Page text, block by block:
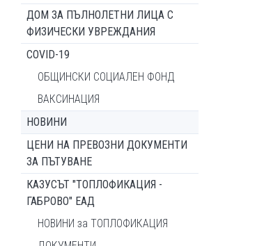
ДОМ ЗА ПЪЛНОЛЕТНИ ЛИЦА С
ФИЗИЧЕСКИ УВРЕЖДАНИЯ
COVID-19
ОБЩИНСКИ СОЦИАЛЕН ФОНД
ВАКСИНАЦИЯ
НОВИНИ
ЦЕНИ НА ПРЕВОЗНИ ДОКУМЕНТИ
ЗА ПЪТУВАНЕ
КАЗУСЪТ "ТОПЛОФИКАЦИЯ -
ГАБРОВО" ЕАД
НОВИНИ за ТОПЛОФИКАЦИЯ